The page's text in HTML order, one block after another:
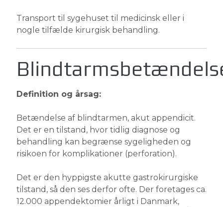
Transport til sygehuset til medicinsk eller i
nogle tilfælde kirurgisk behandling.
Definition og årsag:
Betændelse af blindtarmen, akut appendicit.
Det er en tilstand, hvor tidlig diagnose og
behandling kan begrænse sygeligheden og
risikoen for komplikationer (perforation).
Det er den hyppigste akutte gastrokirurgiske
tilstand, så den ses derfor ofte. Der foretages ca.
12.000 appendektomier årligt i Danmark,